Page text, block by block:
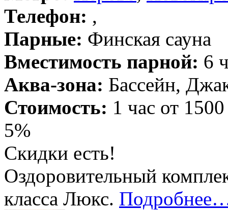
Телефон: ,
Парные: Финская сауна
Вместимость парной: 6
Аква-зона: Бассейн,
Стоимость: 1 час от
5%
Скидки есть!
Оздоровительный
класса Люкс.